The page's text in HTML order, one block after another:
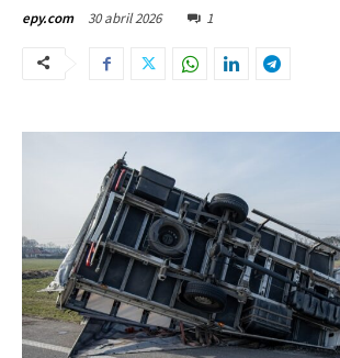
epy.com 30 abril 2026 1